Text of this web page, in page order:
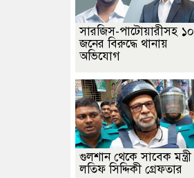
সারজিস-পাটোয়ারীসহ ১০
জনের বিরুদ্ধে থানায়
অভিযোগ
গুলশান থেকে সাবেক মন্ত্রী
লতিফ সিদ্দিকী গ্রেফতার